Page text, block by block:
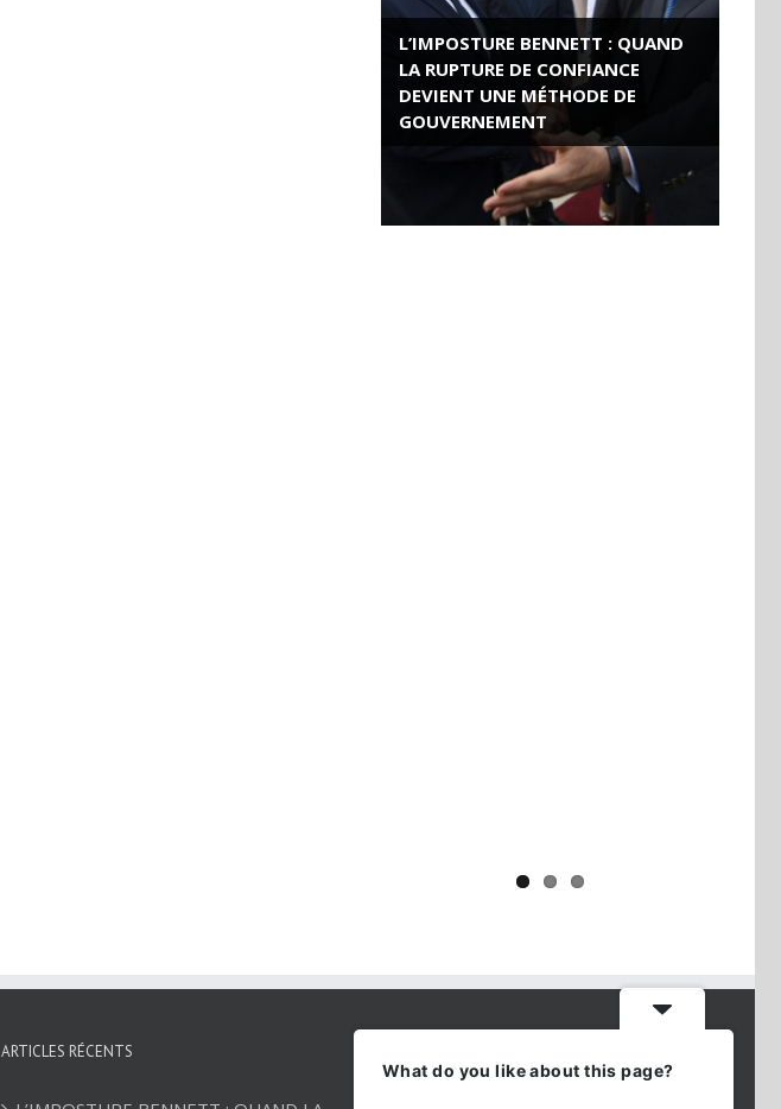
L’IMPOSTURE BENNETT : QUAND
LA RUPTURE DE CONFIANCE
DEVIENT UNE MÉTHODE DE
GOUVERNEMENT
ROSE VALLAND, HEROÏNE DE LA
RESISTANCE FRANÇAISE
ARTICLES RÉCENTS
What do you like about this page?